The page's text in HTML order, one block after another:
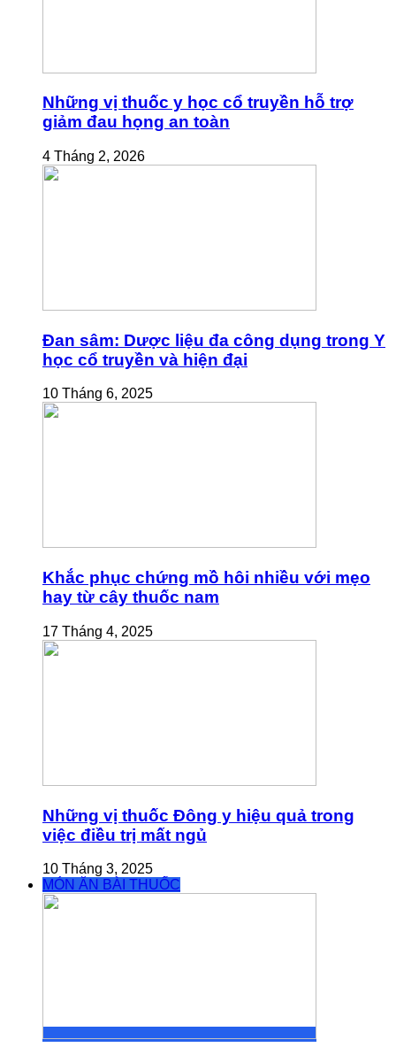
Những vị thuốc y học cổ truyền hỗ trợ
giảm đau họng an toàn
4 Tháng 2, 2026
Đan sâm: Dược liệu đa công dụng trong Y
học cổ truyền và hiện đại
10 Tháng 6, 2025
Khắc phục chứng mồ hôi nhiều với mẹo
hay từ cây thuốc nam
17 Tháng 4, 2025
Những vị thuốc Đông y hiệu quả trong
việc điều trị mất ngủ
10 Tháng 3, 2025
MÓN ĂN BÀI THUỐC